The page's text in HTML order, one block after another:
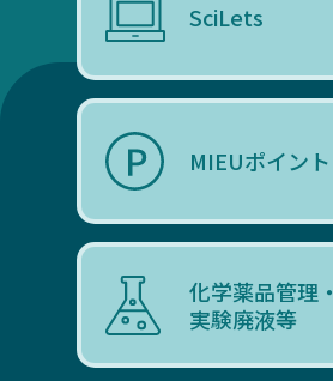
SciLets
MIEUポイント
化学薬品管理・
実験廃液等